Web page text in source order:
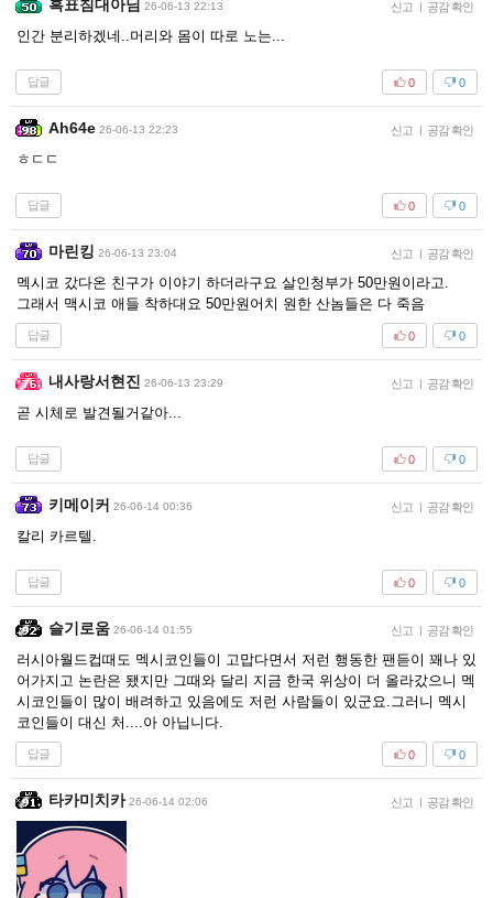
흑표침대아님 26-06-13 22:13 신고 | 공감 확인
인간 분리하겠네..머리와 몸이 따로 노는...
답글 0
0
Ah64e 26-06-13 22:23 신고 | 공감 확인
ㅎㄷㄷ
답글 0
0
마린킹 26-06-13 23:04 신고 | 공감 확인
멕시코 갔다온 친구가 이야기 하더라구요 살인청부가 50만원이라고.
그래서 맥시코 애들 착하대요 50만원어치 원한 산놈들은 다 죽음
답글 0
0
내사랑서현진 26-06-13 23:29 신고 | 공감 확인
곧 시체로 발견될거같아...
답글 0
0
키메이커 26-06-14 00:36 신고 | 공감 확인
칼리 카르텔.
답글 0
0
슬기로움 26-06-14 01:55 신고 | 공감 확인
러시아월드컵때도 멕시코인들이 고맙다면서 저런 행동한 팬듣이 꽤나 있
어가지고 논란은 됐지만 그때와 달리 지금 한국 위상이 더 올라갔으니 멕
시코인들이 많이 배려하고 있음에도 저런 사람들이 있군요.그러니 멕시
코인들이 대신 처....아 아닙니다.
답글 0
0
타카미치카 26-06-14 02:06 신고 | 공감 확인